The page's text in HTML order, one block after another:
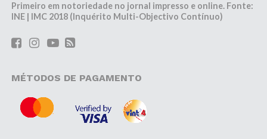
Primeiro em notoriedade no jornal impresso e online. Fonte:
INE | IMC 2018 (Inquérito Multi-Objectivo Contínuo)
MÉTODOS DE PAGAMENTO